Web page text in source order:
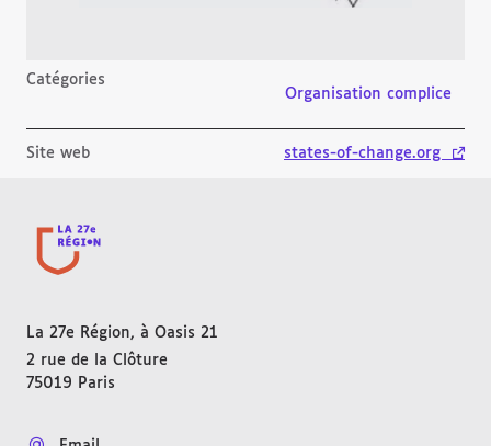
Catégories
Organisation complice
Site web states-of-change.org -
La 27e Région, à Oasis 21
2 rue de la Clôture
75019
Paris